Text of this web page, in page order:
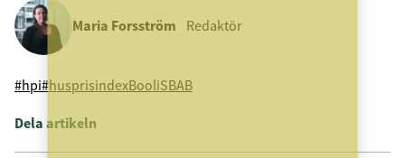
Maria Forsström Redaktör
#hpi#husprisindexBooliSBAB
Dela artikeln